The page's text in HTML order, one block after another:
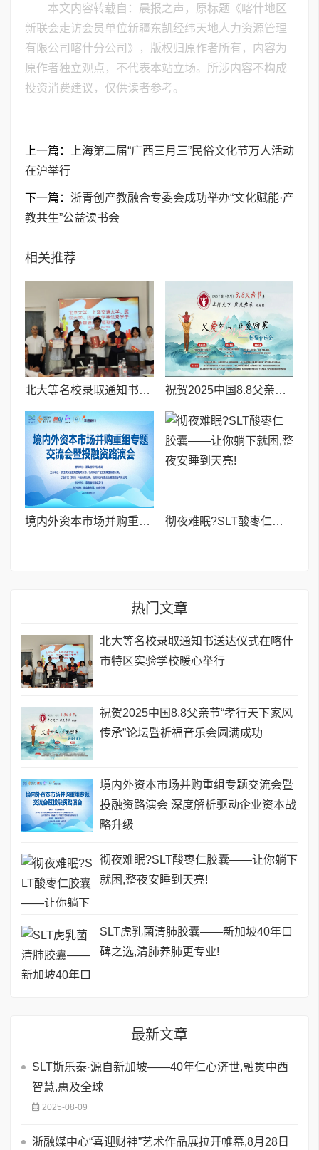
本文内容转载自：晨报之声，原标题《喀什地区
新联会走访会员单位新疆东凯经纬天地人力资源管理
有限公司喀什分公司》，版权归原作者所有，内容为
原作者独立观点，不代表本站立场。所涉内容不构成
投资消费建议，仅供读者参考。
上一篇：
上海第二届“广西三月三”民俗文化节万人活动
在沪举行
下一篇： 浙青创产教融合专委会成功举办“文化赋能·产
教共生”公益读书会
相关推荐
北大等名校录取通知书送达仪式在喀什市特区实验学校暖心举行 祝贺2025中国8.8父亲节“孝行天下家风传承”论坛暨祈福音乐会圆满成功
境内外资本市场并购重组专题交流会暨投融资路演会 深度解析驱动企业资本战略升级 彻夜难眠?SLT酸枣仁胶囊——让你躺下就困,整夜安睡到天亮!
热门文章
北大等名校录取通知书送达仪式在喀什
市特区实验学校暖心举行
祝贺2025中国8.8父亲节“孝行天下家风
传承”论坛暨祈福音乐会圆满成功
境内外资本市场并购重组专题交流会暨
投融资路演会 深度解析驱动企业资本战
略升级
彻夜难眠?SLT酸枣仁胶囊——让你躺下
就困,整夜安睡到天亮!
SLT虎乳菌清肺胶囊——新加坡40年口
碑之选,清肺养肺更专业!
最新文章
SLT斯乐泰·源自新加坡——40年仁心济世,融贯中西
智慧,惠及全球
2025-08-09
浙融媒中心“喜迎财神”艺术作品展拉开帷幕,8月28日